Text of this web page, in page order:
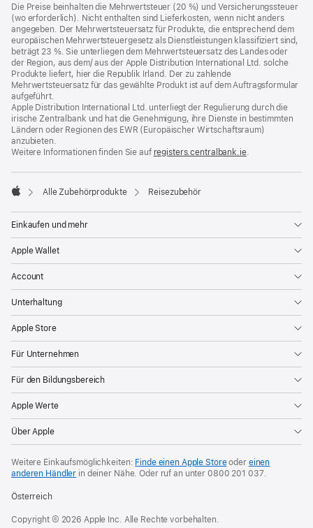
Die Preise beinhalten die Mehrwertsteuer (20 %) und Versicherungssteuer
(wo erforderlich). Nicht enthalten sind Lieferkosten, wenn nicht anders
angegeben. Der Mehrwertsteuersatz für Produkte, die entsprechend dem
europäischen Mehrwertsteuergesetz als Dienstleistungen klassifiziert sind,
beträgt 23 %. Sie unterliegen dem Mehrwertsteuersatz des Landes oder
der Region, aus dem/ aus der Apple Distribution International Ltd. solche
Produkte liefert, hier die Republik Irland. Der zu zahlende
Mehrwertsteuersatz für das gewählte Produkt ist auf dem Auftragsformular
aufgeführt.
Apple Distribution International Ltd. unterliegt der Regulierung durch die
irische Zentralbank und hat die Genehmigung, ihre Dienste in bestimmten
Ländern oder Regionen des EWR (Europäischer Wirtschaftsraum)
anzubieten.
Weitere Informationen finden Sie auf registers.centralbank.ie(Öffnet
neues
.
Alle Zubehörprodukte Reisezubehör
Einkaufen und mehr
Apple Wallet
Account
Unterhaltung
Apple Store
Für Unternehmen
Für den Bildungsbereich
Apple Werte
Über Apple
Weitere Einkaufsmöglichkeiten: Finde einen Apple Storeoder einen
anderen Händler in deiner Nähe. Oder ruf an unter0800 201 037.
Österreich
Copyright © 2026 Apple Inc. Alle Rechte vorbehalten.